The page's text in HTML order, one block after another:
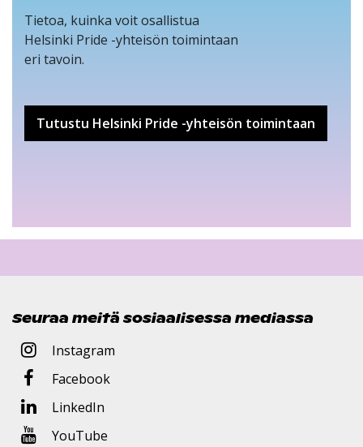
Tietoa, kuinka voit osallistua
Helsinki Pride -yhteisön toimintaan
eri tavoin.
Tutustu Helsinki Pride -yhteisön toimintaan
Seuraa meitä sosiaalisessa mediassa
Instagram
Facebook
LinkedIn
YouTube